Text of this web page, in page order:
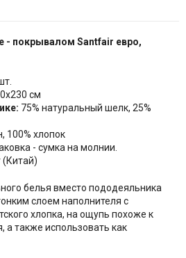
- покрывалом Santfair евро,
см
75% натуральный шелк, 25%
100% хлопок
- сумка на молнии.
белья вместо пододеяльника
слоем наполнителя с
хлопка, на ощупь похоже к
а также использовать как